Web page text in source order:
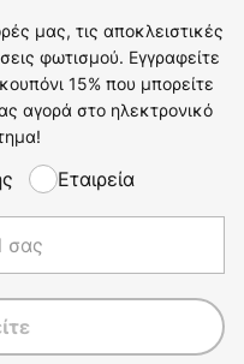
μας, τις αποκλειστικές
φωτισμού. Εγγραφείτε
15% που μπορείτε
αγορά στο ηλεκτρονικό
Εταιρεία